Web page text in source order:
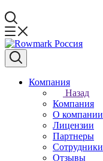
Компания
Назад
Компания
О компании
Лицензии
Партнеры
Сотрудники
Отзывы